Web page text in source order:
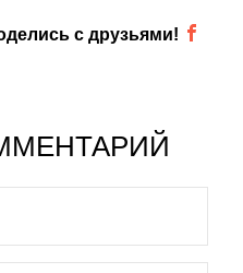
с друзьями!